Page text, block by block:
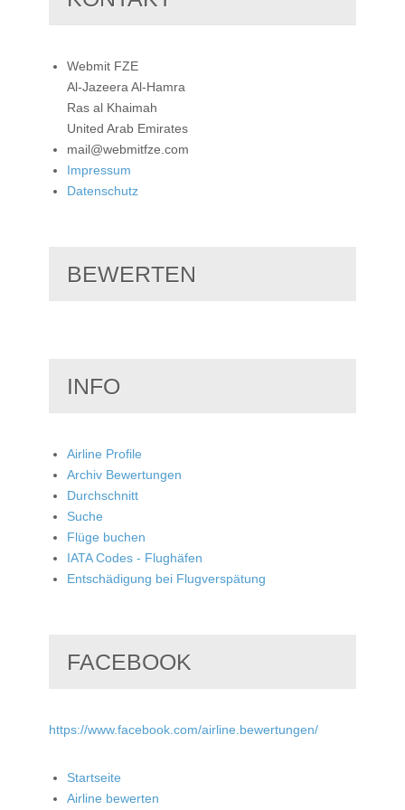
Webmit FZE
Al-Jazeera Al-Hamra
Ras al Khaimah
United Arab Emirates
mail@webmitfze.com
Impressum
Datenschutz
BEWERTEN
INFO
Airline Profile
Archiv Bewertungen
Durchschnitt
Suche
Flüge buchen
IATA Codes - Flughäfen
Entschädigung bei Flugverspätung
FACEBOOK
https://www.facebook.com/airline.bewertungen/
Startseite
Airline bewerten